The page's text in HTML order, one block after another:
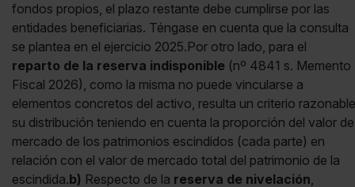
fondos propios, el plazo restante debe cumplirse por las
entidades beneficiarias. Téngase en cuenta que la consulta
se plantea en el ejercicio 2025.Por otro lado, para el
reparto de la reserva indisponible (nº 4841 s. Memento
Fiscal 2026), como la misma no puede vincularse a
elementos concretos del activo, resulta un criterio razonable
su distribución teniendo en cuenta la proporción del valor de
mercado de los patrimonios escindidos (cada parte) en
relación con el valor de mercado total del patrimonio de la
escindida.b) Respecto de la reserva de nivelación,